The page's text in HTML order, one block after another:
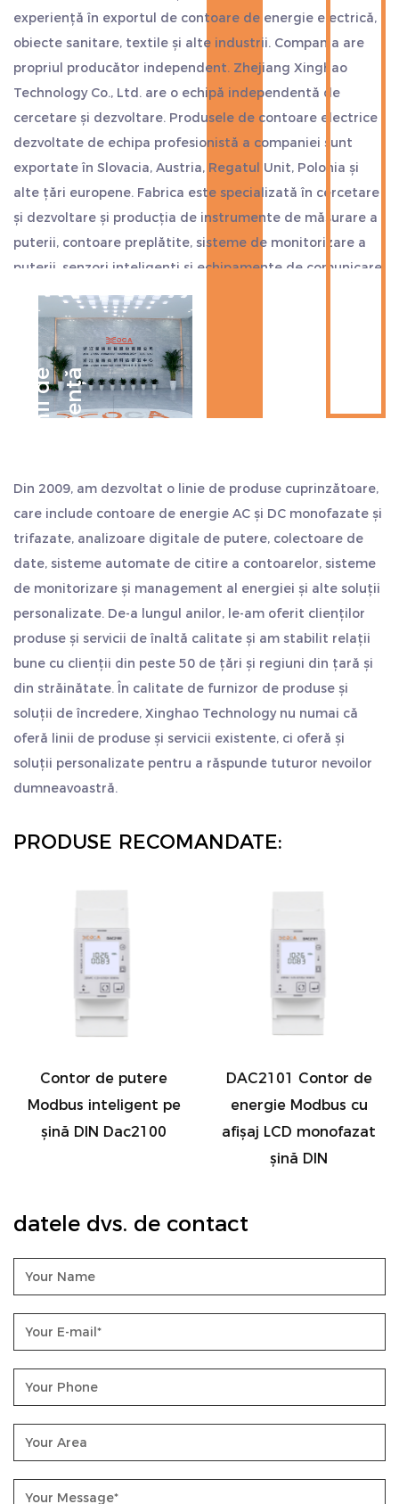
experiență în exportul de contoare de energie electrică,
obiecte sanitare, textile și alte industrii. Compania are
propriul producător independent. Zhejiang Xinghao
Technology Co., Ltd. are o echipă independentă de
cercetare și dezvoltare. Produsele de contoare electrice
dezvoltate de echipa profesionistă a companiei sunt
exportate în Slovacia, Austria, Regatul Unit, Polonia și
alte țări europene. Fabrica este specializată în cercetare
și dezvoltare și producția de instrumente de măsurare a
puterii, contoare preplătite, sisteme de monitorizare a
puterii, senzori inteligenți și echipamente de comunicare
prin Internet.
Compania este situată strategic în mijlocul orașelor
Hangzhou, Ningbo și Shanghai, aproape de portul de
transport maritim. Exportul este convenabil, economisind
mai mult timp și costuri. Considerăm calitatea ca viața
noastră și aderăm întotdeauna la stilul de lucru de
din străinătate să ne viziteze și să caute o dezvoltare
comună și să creeze strălucire.
D
e
c
e
n
i
i
d
e
e
x
p
e
r
i
e
n
ță
Din 2009, am dezvoltat o linie de produse cuprinzătoare,
care include contoare de energie AC și DC monofazate și
trifazate, analizoare digitale de putere, colectoare de
date, sisteme automate de citire a contoarelor, sisteme
de monitorizare și management al energiei și alte soluții
personalizate. De-a lungul anilor, le-am oferit clienților
produse și servicii de înaltă calitate și am stabilit relații
bune cu clienții din peste 50 de țări și regiuni din țară și
din străinătate. În calitate de furnizor de produse și
soluții de încredere, Xinghao Technology nu numai că
oferă linii de produse și servicii existente, ci oferă și
soluții personalizate pentru a răspunde tuturor nevoilor
dumneavoastră.
PRODUSE RECOMANDATE:
Contor de putere
Modbus inteligent pe
șină DIN Dac2100
DAC2101 Contor de
energie Modbus cu
afișaj LCD monofazat
șină DIN
datele dvs. de contact